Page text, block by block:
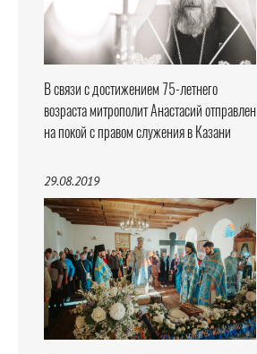
В связи с достижением 75-летнего
возраста митрополит Анастасий отправлен
на покой с правом служения в Казани
29.08.2019